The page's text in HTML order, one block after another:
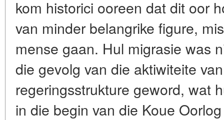
kom historici ooreen dat dit oor
van minder belangrike figure,
mense gaan. Hul migrasie was
die gevolg van die aktiwiteite
regeringsstrukture geword, wat
in die begin van die Koue